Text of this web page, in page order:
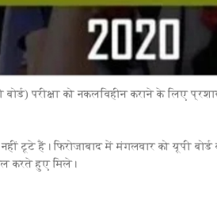
बोर्ड) परीक्षा को नकलविहीन कराने के लिए
टूटे हैं। फिरोजाबाद में मंगलवार को यूपी
करते हुए मिले।